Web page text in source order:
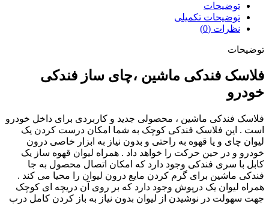
توضیحات
توضیحات تکمیلی
نظرات (0)
توضیحات
فلاسک فندکی ماشین ،چای ساز فندکی
خودرو
فلاسک فندکی ماشین ، محصولی جدید و کاربردی برای داخل خودرو
است . این فلاسک فندکی کوچک به شما امکان درست کردن یک
لیوان چای و یا قهوه به راحتی و بدون نیاز به ابزار خاصی درون
خودرو و در حین حرکت را خواهد داد . همراه لیوان قهوه ساز یک
کابل با سری فندکی وجود دارد که امکان اتصال محصول به جا
فندکی ماشین برای گرم کردن مایع درون لیوان را محیا می کند .
همراه لیوان یک درپوش وجود دارد که بر روی آن دریچه ای کوچک
جهت سهولت در نوشیدن از لیوان بدون نیاز به باز کردن کامل درب